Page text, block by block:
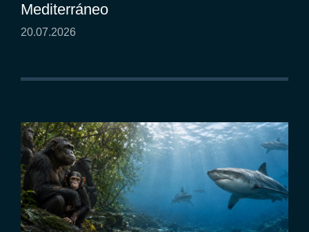
Mediterráneo
20.07.2026